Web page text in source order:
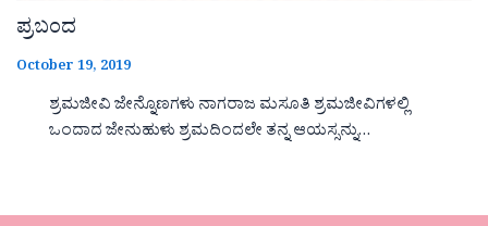
ಪ್ರಬಂದ
October 19, 2019
ಶ್ರಮಜೀವಿ ಜೇನ್ನೊಣಗಳು ನಾಗರಾಜ ಮಸೂತಿ ಶ್ರಮಜೀವಿಗಳಲ್ಲಿ
ಒಂದಾದ ಜೇನುಹುಳು ಶ್ರಮದಿಂದಲೇ ತನ್ನ ಆಯಸ್ಸನ್ನು…